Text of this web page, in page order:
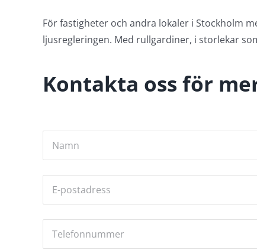
För fastigheter och andra lokaler i Stockholm
ljusregleringen. Med rullgardiner, i storlekar
Kontakta oss för